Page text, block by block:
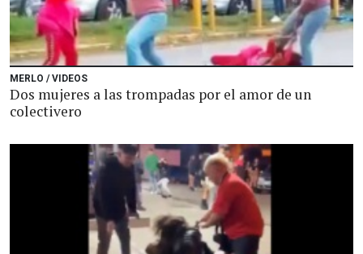
MERLO / VIDEOS
Dos mujeres a las trompadas por el amor de un
colectivero